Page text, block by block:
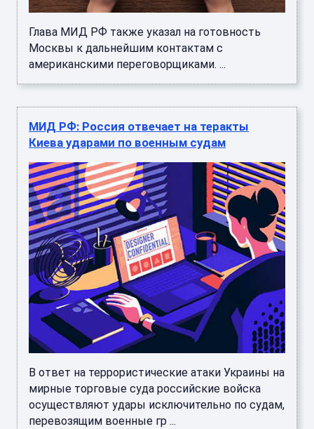
Глава МИД РФ также указал на готовность
Москвы к дальнейшим контактам с
американскими переговорщиками. ...
МИД РФ: Россия отвечает на теракты
Киева ударами по военным судам
В ответ на террористические атаки Украины на
мирные торговые суда российские войска
осуществляют удары исключительно по судам,
перевозящим военные гр ...